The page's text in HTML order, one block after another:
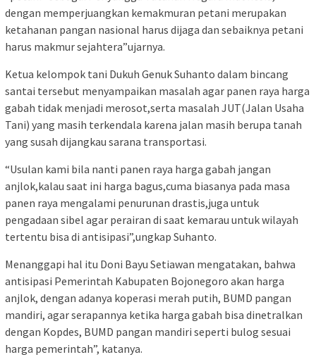
dengan memperjuangkan kemakmuran petani merupakan
ketahanan pangan nasional harus dijaga dan sebaiknya petani
harus makmur sejahtera”ujarnya.
Ketua kelompok tani Dukuh Genuk Suhanto dalam bincang
santai tersebut menyampaikan masalah agar panen raya harga
gabah tidak menjadi merosot,serta masalah JUT(Jalan Usaha
Tani) yang masih terkendala karena jalan masih berupa tanah
yang susah dijangkau sarana transportasi.
“Usulan kami bila nanti panen raya harga gabah jangan
anjlok,kalau saat ini harga bagus,cuma biasanya pada masa
panen raya mengalami penurunan drastis,juga untuk
pengadaan sibel agar perairan di saat kemarau untuk wilayah
tertentu bisa di antisipasi”,ungkap Suhanto.
Menanggapi hal itu Doni Bayu Setiawan mengatakan, bahwa
antisipasi Pemerintah Kabupaten Bojonegoro akan harga
anjlok, dengan adanya koperasi merah putih, BUMD pangan
mandiri, agar serapannya ketika harga gabah bisa dinetralkan
dengan Kopdes, BUMD pangan mandiri seperti bulog sesuai
harga pemerintah”, katanya.